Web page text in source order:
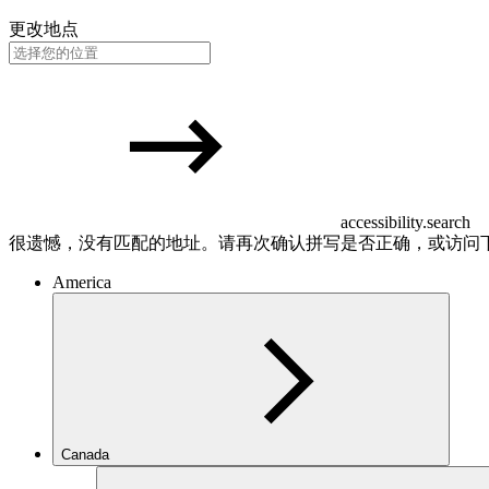
更改地点
accessibility.search
很遗憾，没有匹配的地址。请再次确认拼写是否正确，或访问
America
Canada